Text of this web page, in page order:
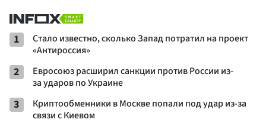
1
Стало известно, сколько Запад потратил на проект
«Антироссия»
2
Евросоюз расширил санкции против России из-
за ударов по Украине
3
Криптообменники в Москве попали под удар из-за
связи с Киевом